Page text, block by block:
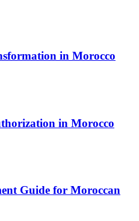
in Morocco
in Morocco
Guide for Moroccan